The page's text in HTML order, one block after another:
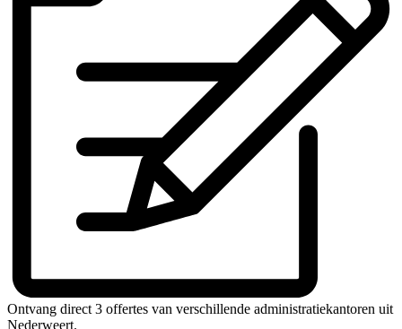
Ontvang direct 3 offertes van verschillende administratiekantoren uit
Nederweert.